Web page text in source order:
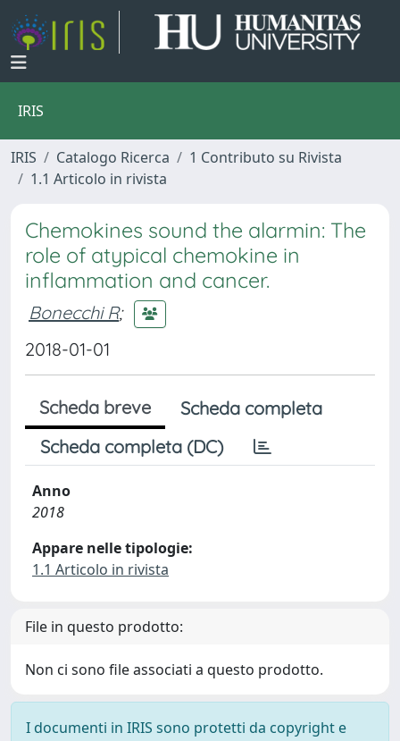
IRIS
IRIS Catalogo Ricerca
1 Contributo su Rivista
1.1 Articolo in rivista
Chemokines sound the alarmin: The
role of atypical chemokine in
inflammation and cancer.
Bonecchi R;
2018-01-01
Scheda breve
Scheda completa
Scheda completa (DC)
Anno
2018
Appare nelle tipologie:
1.1 Articolo in rivista
File in questo prodotto:
Non ci sono file associati a questo prodotto.
I documenti in IRIS sono protetti da copyright e